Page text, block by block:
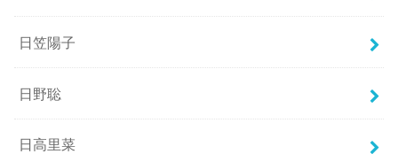
日笠陽子
日野聡
日高里菜